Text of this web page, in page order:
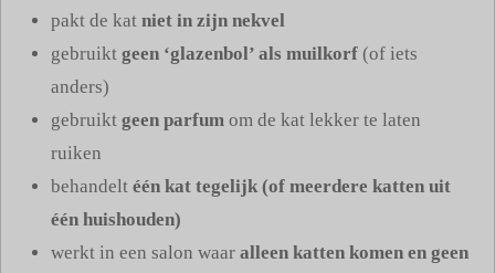
pakt de kat niet in zijn nekvel
gebruikt geen ‘glazenbol’ als muilkorf (of iets
anders)
gebruikt geen parfum om de kat lekker te laten
ruiken
behandelt één kat tegelijk (of meerdere katten uit
één huishouden)
werkt in een salon waar alleen katten komen en geen